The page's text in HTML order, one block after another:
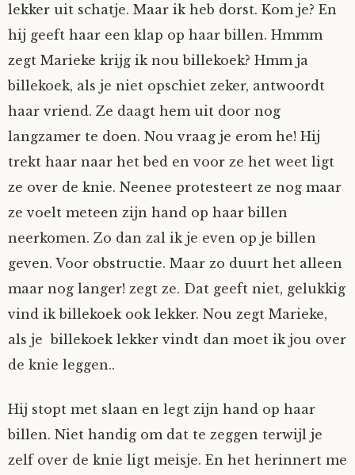
Henricus
Jack
Johanna
Juliette Stark
Kersje
Nyncke
Rozemarijn
Spelican
lekker uit schatje. Maar ik heb dorst. Kom je? En
hij geeft haar een klap op haar billen. Hmmm
zegt Marieke krijg ik nou billekoek? Hmm ja
billekoek, als je niet opschiet zeker, antwoordt
haar vriend. Ze daagt hem uit door nog
langzamer te doen. Nou vraag je erom he! Hij
trekt haar naar het bed en voor ze het weet ligt
ze over de knie. Neenee protesteert ze nog maar
ze voelt meteen zijn hand op haar billen
neerkomen. Zo dan zal ik je even op je billen
geven. Voor obstructie. Maar zo duurt het alleen
maar nog langer! zegt ze. Dat geeft niet, gelukkig
vind ik billekoek ook lekker. Nou zegt Marieke,
als je billekoek lekker vindt dan moet ik jou over
de knie leggen..
Hij stopt met slaan en legt zijn hand op haar
billen. Niet handig om dat te zeggen terwijl je
zelf over de knie ligt meisje. En het herinnert me